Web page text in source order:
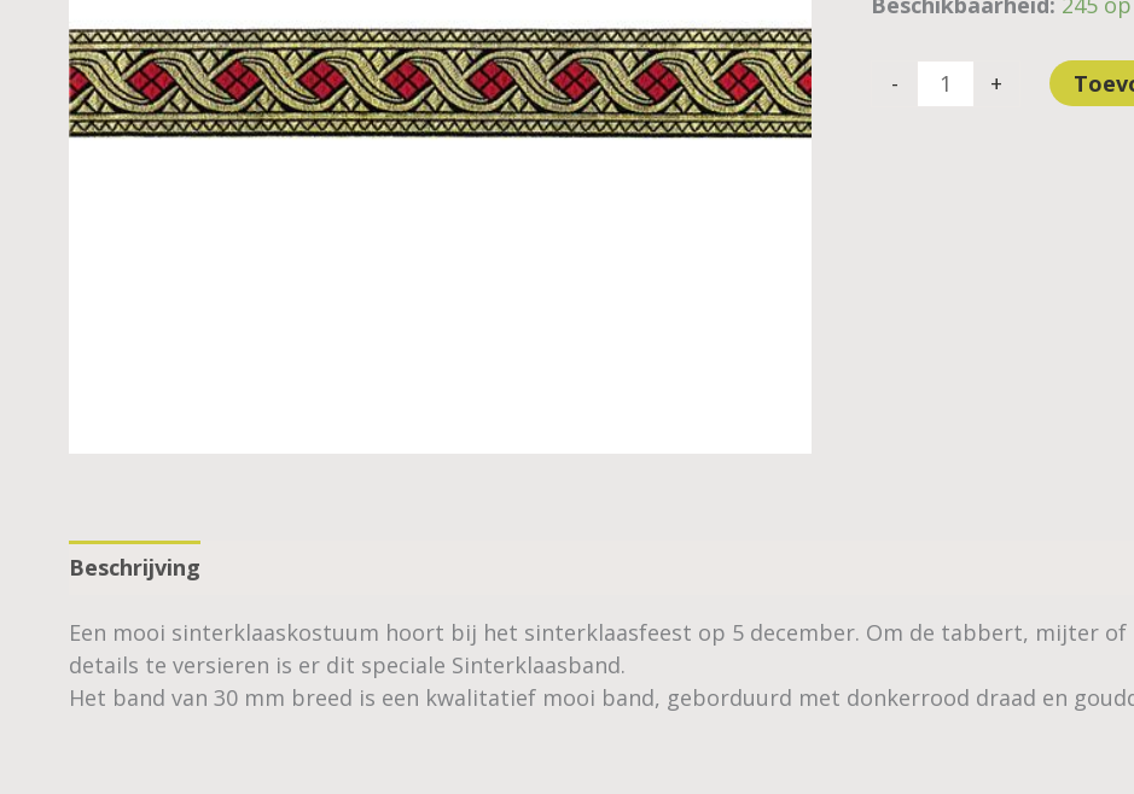
- +
Beschrijving
Een mooi sinterklaaskostuum hoort bij het sinterklaasfeest op 5 december. Om de tabbert, mijter
details te versieren is er dit speciale Sinterklaasband.
Het band van 30 mm breed is een kwalitatief mooi band, geborduurd met donkerrood draad en